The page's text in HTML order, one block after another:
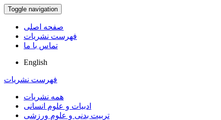
Toggle navigation
صفحه اصلی
فهرست نشریات
تماس با ما
English
فهرست نشریات
همه نشریات
ادبیات و علوم انسانی
تربیت بدنی و علوم ورزشی